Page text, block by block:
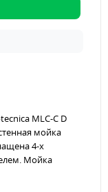
MLC-C D
мойка
4-х
Мойка